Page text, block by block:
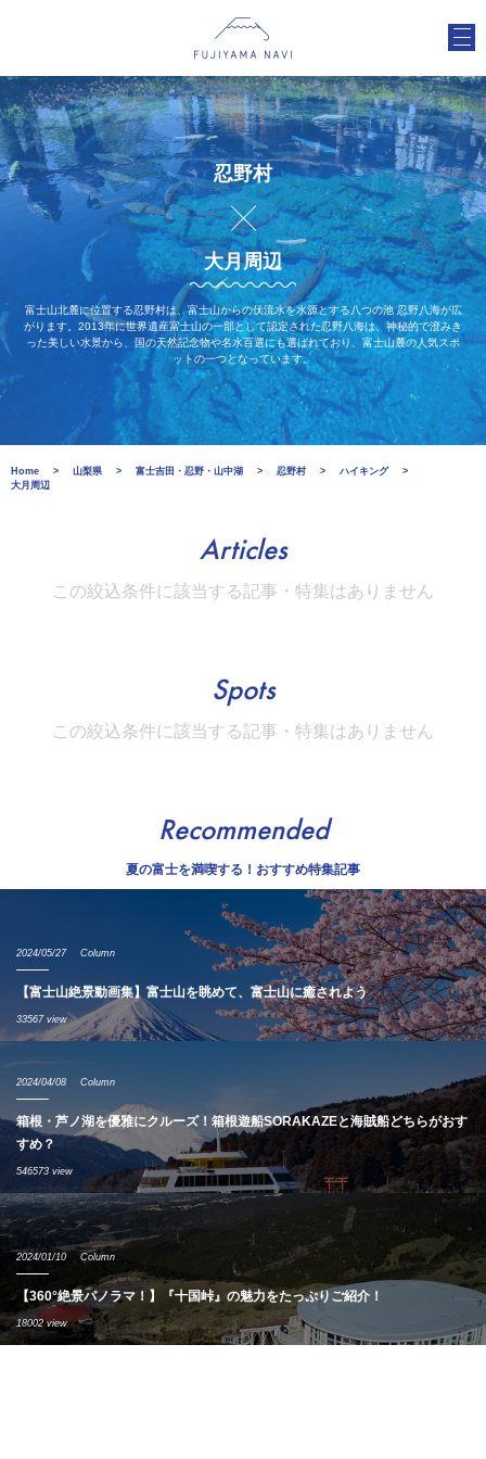
忍野村
大月周辺
富士山北麓に位置する忍野村は、富士山からの伏流水を水源とする八つの池 忍野八海が広
がります。2013年に世界遺産富士山の一部として認定された忍野八海は、神秘的で澄みき
った美しい水景から、国の天然記念物や名水百選にも選ばれており、富士山麓の人気スポ
ットの一つとなっています。
Home 山梨県 富士吉田・忍野・山中湖 忍野村
ハイキング
大月周辺
Articles
この絞込条件に該当する記事・特集はありません
Spots
この絞込条件に該当する記事・特集はありません
Recommended
夏の富士を満喫する！おすすめ特集記事
2024/05/27 Column
【富士山絶景動画集】富士山を眺めて、富士山に癒されよう
33567 view
2024/04/08 Column
箱根・芦ノ湖を優雅にクルーズ！箱根遊船SORAKAZEと海賊船どちらがおす
すめ？
546573 view
2024/01/10 Column
【360°絶景パノラマ！】『十国峠』の魅力をたっぷりご紹介！
18002 view